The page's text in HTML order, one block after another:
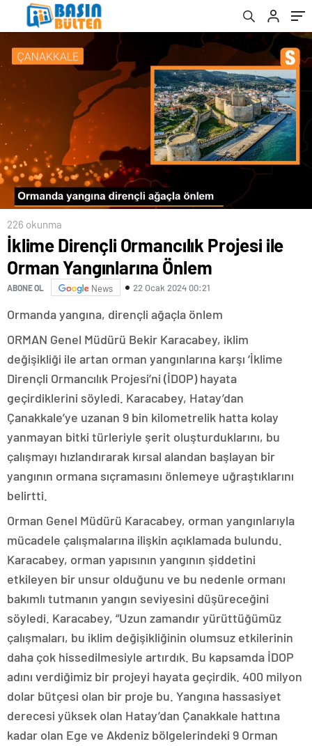
226 okunma
İklime Dirençli Ormancılık Projesi ile
Orman Yangınlarına Önlem
ABONE OL News 22 Ocak 2024 00:21
Ormanda yangına, dirençli ağaçla önlem
ORMAN Genel Müdürü Bekir Karacabey, iklim
değişikliği ile artan orman yangınlarına karşı ‘İklime
Dirençli Ormancılık Projesi’ni (İDOP) hayata
geçirdiklerini söyledi. Karacabey, Hatay’dan
Çanakkale’ye uzanan 9 bin kilometrelik hatta kolay
yanmayan bitki türleriyle şerit oluşturduklarını, bu
çalışmayı hızlandırarak kırsal alandan başlayan bir
yangının ormana sıçramasını önlemeye uğraştıklarını
belirtti.
Orman Genel Müdürü Karacabey, orman yangınlarıyla
mücadele çalışmalarına ilişkin açıklamada bulundu.
Karacabey, orman yapısının yangının şiddetini
etkileyen bir unsur olduğunu ve bu nedenle ormanı
bakımlı tutmanın yangın seviyesini düşüreceğini
söyledi. Karacabey, “Uzun zamandır yürüttüğümüz
çalışmaları, bu iklim değişikliğinin olumsuz etkilerinin
daha çok hissedilmesiyle artırdık. Bu kapsamda İDOP
adını verdiğimiz bir projeyi hayata geçirdik. 400 milyon
dolar bütçesi olan bir proje bu. Yangına hassasiyet
derecesi yüksek olan Hatay’dan Çanakkale hattına
kadar olan Ege ve Akdeniz bölgelerindeki 9 Orman